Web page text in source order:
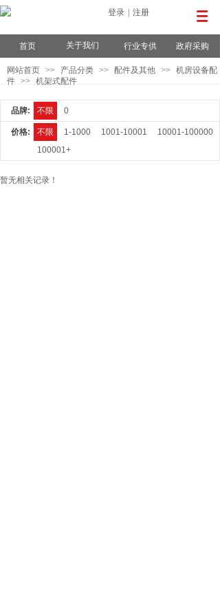
登录 注册
首页 关于我们 行业专供 政府采购
网站首页 >> 产品分类 >> 配件及其他 >> 机房设备配
件 >> 机架式配件
品牌: 不限 0
价格: 不限 1-1000 1001-10001
10001-100000
100001+
暂无相关记录！